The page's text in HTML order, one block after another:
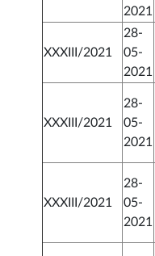
2021
XXXIII/2021
28-
05-
2021
XXXIII/2021
28-
05-
2021
XXXIII/2021
28-
05-
2021